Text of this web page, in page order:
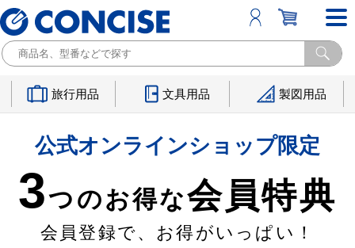
旅行用品 文具用品 製図用品
公式オンラインショップ限定
3つのお得な会員特典
会員登録で、お得がいっぱい！